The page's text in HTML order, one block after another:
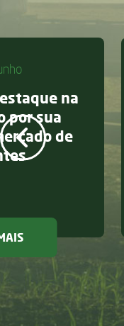
Farm Show
na
por sua
de
sobre Jotabasso é